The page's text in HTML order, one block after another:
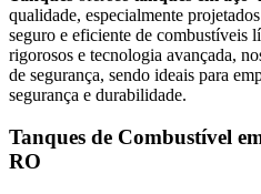
qualidade, especialmente
seguro e eficiente de combustíveis
rigorosos e tecnologia avançada,
de segurança, sendo ideais para
segurança e durabilidade.
Tanques de Combustível
RO